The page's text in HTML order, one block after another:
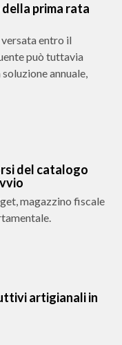
prima rata
entro il
può tuttavia
annuale,
del catalogo
magazzino fiscale
artigianali in